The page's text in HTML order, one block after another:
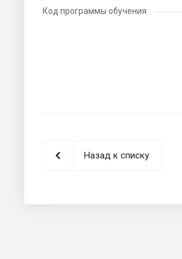
Код программы обучения
Назад к списку